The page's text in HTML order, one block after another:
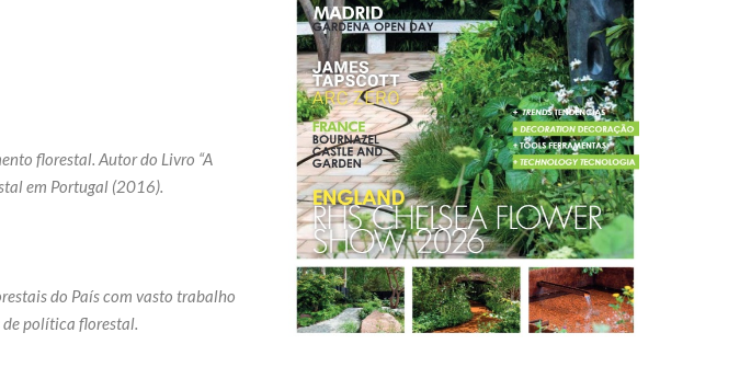
florestal. Autor do Livro “A
em Portugal (2016).
do País com vasto trabalho
de política florestal.